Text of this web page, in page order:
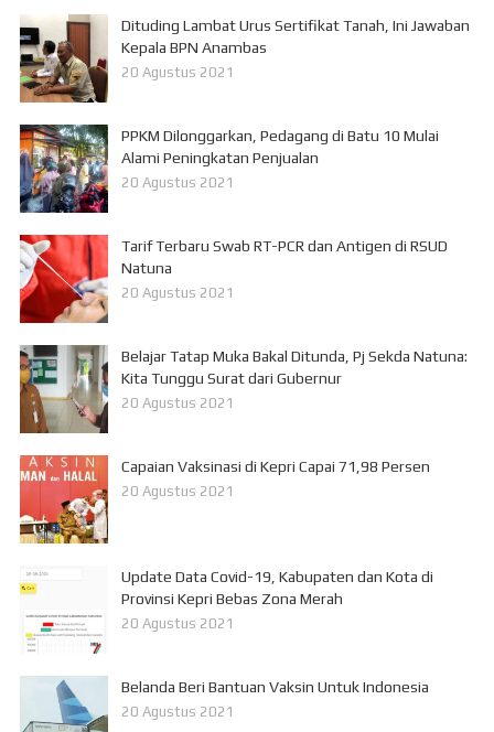
Dituding Lambat Urus Sertifikat Tanah, Ini Jawaban
Kepala BPN Anambas
20 Agustus 2021
PPKM Dilonggarkan, Pedagang di Batu 10 Mulai
Alami Peningkatan Penjualan
20 Agustus 2021
Tarif Terbaru Swab RT-PCR dan Antigen di RSUD
Natuna
20 Agustus 2021
Belajar Tatap Muka Bakal Ditunda, Pj Sekda Natuna:
Kita Tunggu Surat dari Gubernur
20 Agustus 2021
Capaian Vaksinasi di Kepri Capai 71,98 Persen
20 Agustus 2021
Update Data Covid-19, Kabupaten dan Kota di
Provinsi Kepri Bebas Zona Merah
20 Agustus 2021
Belanda Beri Bantuan Vaksin Untuk Indonesia
20 Agustus 2021